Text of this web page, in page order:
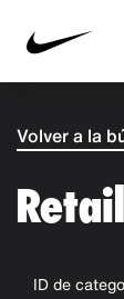
Volver a la
ID de